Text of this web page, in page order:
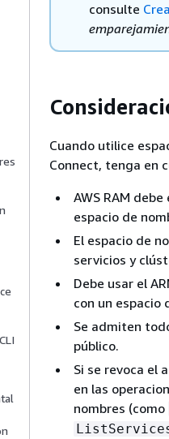
consulte
Cuando utilice
Connect, tenga en
AWS RAM
espacio de
El espacio de
servicios y
Debe usar el
con un espacio
Se admiten
público.
Si se revoca el
en las
nombres (como